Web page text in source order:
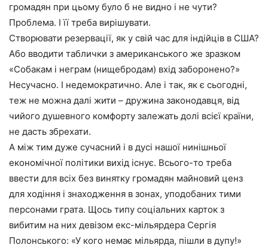
громадян при цьому було б не видно і не чути?
Проблема. І її треба вирішувати.
Створювати резервації, як у свій час для індійців в США?
Або вводити таблички з американського же зразком
«Собакам і неграм (нищебродам) вхід заборонено?»
Несучасно. І недемократично. Але і так, як є сьогодні,
теж не можна далі жити – дружина законодавця, від
чийого душевного комфорту залежать долі всієї країни,
не дасть збрехати.
А між тим дуже сучасний і в дусі нашої нинішньої
економічної політики вихід існує. Всього-то треба
ввести для всіх без винятку громадян майновий ценз
для ходіння і знаходження в зонах, уподобаних тими
персонами грата. Щось типу соціальних карток з
вибитим на них девізом екс-мільярдера Сергія
Полонського: «У кого немає мільярда, пішли в дупу!»